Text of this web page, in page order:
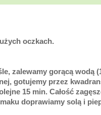
oczkach.
zalewamy gorącą wodą (
gotujemy przez
15 min. Całość
doprawiamy solą i